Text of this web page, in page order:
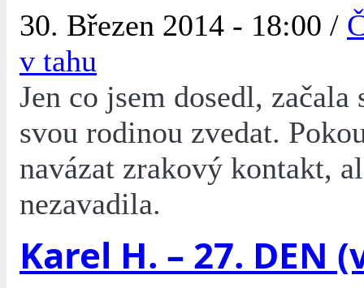
30. Březen 2014 - 18:00 /
v tahu
Jen co jsem dosedl, začala
svou rodinou zvedat.
navázat zrakový kontakt,
nezavadila.
Karel H. – 27. DEN